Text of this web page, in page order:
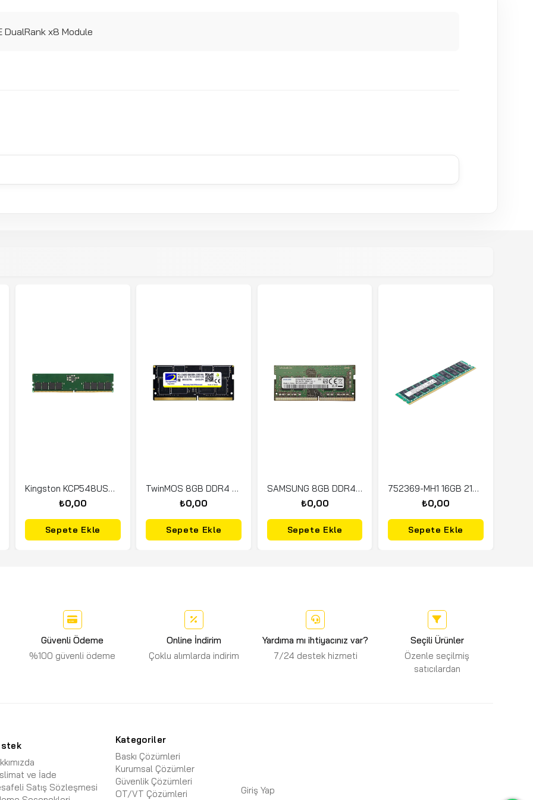
DualRank x8 Module
Kingston KCP548US8-16 16GB DDR5 4800Mhz Non ECC
₺0,00
Sepete Ekle
TwinMOS 8GB DDR4 3200MHz (MDD48GB3200N) (NB)
₺0,00
Sepete Ekle
SAMSUNG 8GB DDR4 3200MHZ AA-UA2-11 RAM
₺0,00
Sepete Ekle
752369-MH1 16GB 2133MHz PC4-HMA42GR7AFR4N ECC
₺0,00
Sepete Ekle
Güvenli Ödeme
%100 güvenli ödeme
Online İndirim
Çoklu alımlarda indirim
Yardıma mı ihtiyacınız var?
7/24 destek hizmeti
Seçili Ürünler
Özenle seçilmiş
satıcılardan
ve İade
Satış Sözleşmesi
Kategoriler
Baskı Çözümleri
Kurumsal Çözümler
Güvenlik Çözümleri
OT/VT Çözümleri
Giriş Yap